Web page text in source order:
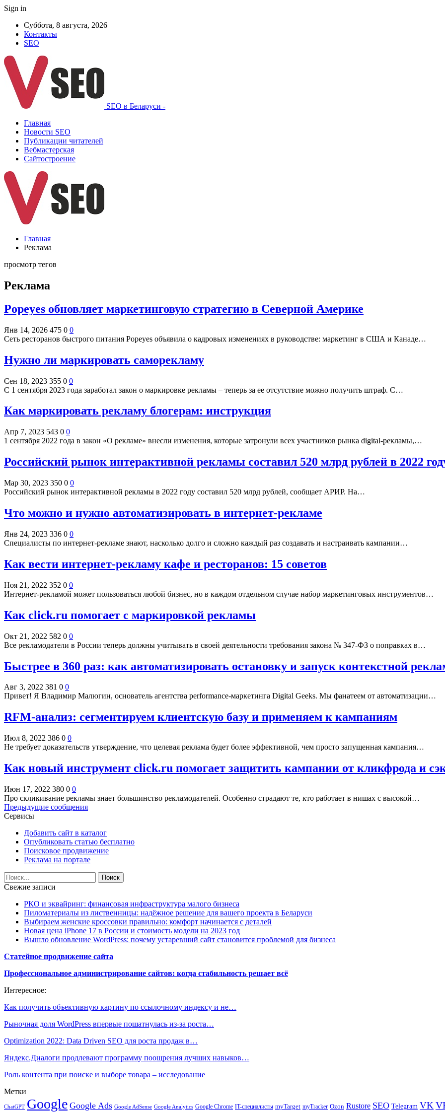
Sign in
Суббота, 8 августа, 2026
Контакты
SEO
SEO в Беларуси -
Главная
Новости SEO
Публикации читателей
Вебмастерская
Сайтостроение
Главная
Реклама
просмотр тегов
Реклама
Popeyes обновляет маркетинговую стратегию в Северной Америке
Янв 14, 2026 475 0 0
Сеть ресторанов быстрого питания Popeyes объявила о кадровых изменениях в руководстве: маркетинг в США и Канаде…
Нужно ли маркировать саморекламу
Сен 18, 2023 355 0 0
С 1 сентября 2023 года заработал закон о маркировке рекламы – теперь за ее отсутствие можно получить штраф. С…
Как маркировать рекламу блогерам: инструкция
Апр 7, 2023 543 0 0
1 сентября 2022 года в закон «О рекламе» внесли изменения, которые затронули всех участников рынка digital-рекламы,…
Российский рынок интерактивной рекламы составил 520 млрд рублей в 2022
Мар 30, 2023 350 0 0
Российский рынок интерактивной рекламы в 2022 году составил 520 млрд рублей, сообщает АРИР. На…
Что можно и нужно автоматизировать в интернет-рекламе
Янв 24, 2023 336 0 0
Специалисты по интернет-рекламе знают, насколько долго и сложно каждый раз создавать и настраивать кампании…
Как вести интернет-рекламу кафе и ресторанов: 15 советов
Ноя 21, 2022 352 0 0
Интернет-рекламой может пользоваться любой бизнес, но в каждом отдельном случае набор маркетинговых инструментов…
Как click.ru помогает с маркировкой рекламы
Окт 21, 2022 582 0 0
Все рекламодатели в России теперь должны учитывать в своей деятельности требования закона № 347-ФЗ о поправках в…
Быстрее в 360 раз: как автоматизировать остановку и запуск контекстной
Авг 3, 2022 381 0 0
Привет! Я Владимир Малюгин, основатель агентства performance-маркетинга Digital Geeks. Мы фанатеем от автоматизации…
RFM-анализ: сегментируем клиентскую базу и применяем к кампаниям
Июл 8, 2022 386 0 0
Не требует доказательств утверждение, что целевая реклама будет более эффективной, чем просто запущенная кампания…
Как новый инструмент click.ru помогает защитить кампании от кликфрода и
Июн 17, 2022 380 0 0
Про скликивание рекламы знает большинство рекламодателей. Особенно страдают те, кто работает в нишах с высокой…
Предыдущие сообщения
Сервисы
Добавить сайт в каталог
Опубликовать статью бесплатно
Поисковое продвижение
Реклама на портале
Свежие записи
РКО и эквайринг: финансовая инфраструктура малого бизнеса
Пиломатериалы из лиственницы: надёжное решение для вашего проекта в Беларуси
Выбираем женские кроссовки правильно: комфорт начинается с деталей
Новая цена iPhone 17 в России и стоимость модели на 2023 год
Вышло обновление WordPress: почему устаревший сайт становится проблемой для бизнеса
Статейное продвижение сайта
Профессиональное администрирование сайтов: когда стабильность решает всё
Интересное:
Как получить объективную картину по ссылочному индексу и не…
Рыночная доля WordPress впервые пошатнулась из-за роста…
Optimization 2022: Data Driven SEO для роста продаж в…
Яндекс.Диалоги продлевают программу поощрения лучших навыков…
Роль контента при поиске и выборе товара – исследование
Метки
ChatGPT Google Google Ads Google AdSense Google Analytics Google Chrome IT-специалисты myTarget myTracker Ozon Rustore SEO Telegram VK